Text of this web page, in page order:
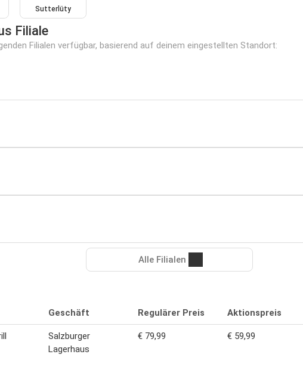
Sutterlüty
Filiale
Filialen verfügbar, basierend auf deinem eingestellten Standort:
Alle Filialen
Geschäft Regulärer Preis Aktionspreis
Salzburger
Lagerhaus
€ 79,99 € 59,99